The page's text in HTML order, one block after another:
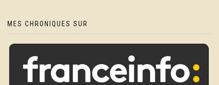
MES CHRONIQUES SUR